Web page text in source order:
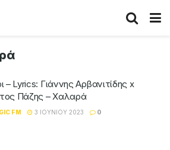
– Lyrics: Γιάννης Αρβανιτίδης x
Πάζης – Χαλαρά
FM 3 ΙΟΥΝΊΟΥ 2023 0